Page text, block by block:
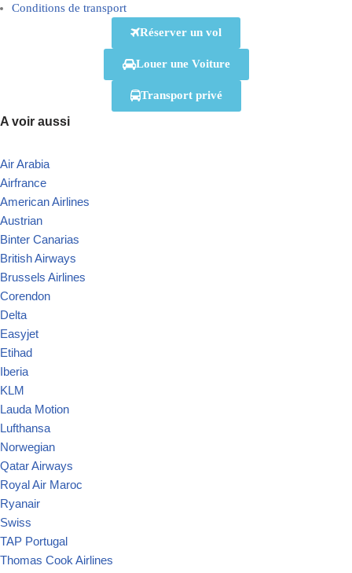
Conditions de transport
Réserver un vol
Louer une Voiture
Transport privé
A voir aussi
Air Arabia
Airfrance
American Airlines
Austrian
Binter Canarias
British Airways
Brussels Airlines
Corendon
Delta
Easyjet
Etihad
Iberia
KLM
Lauda Motion
Lufthansa
Norwegian
Qatar Airways
Royal Air Maroc
Ryanair
Swiss
TAP Portugal
Thomas Cook Airlines